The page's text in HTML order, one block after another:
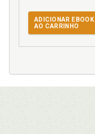
ADICIONAR EBOOK
AO CARRINHO